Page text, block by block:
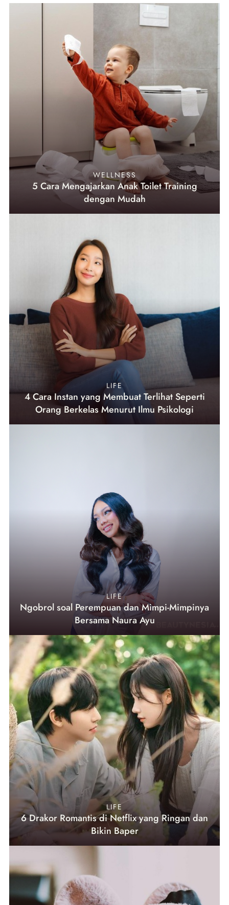
WELLNESS
5 Cara Mengajarkan Anak Toilet Training
dengan Mudah
LIFE
4 Cara Instan yang Membuat Terlihat Seperti
Orang Berkelas Menurut Ilmu Psikologi
LIFE
Ngobrol soal Perempuan dan Mimpi-Mimpinya
Bersama Naura Ayu
LIFE
6 Drakor Romantis di Netflix yang Ringan dan
Bikin Baper